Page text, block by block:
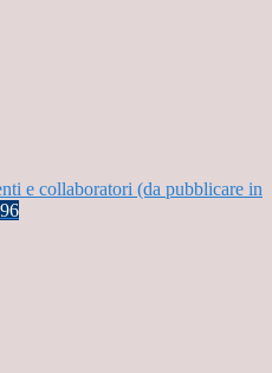
e collaboratori (da pubblicare in
96